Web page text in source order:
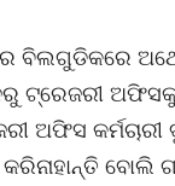
ବିଲଗୁଡିକରେ
ଟ୍ରେଜରୀ
କର୍ମଚାରୀ
କରିନାହାନ୍ତି